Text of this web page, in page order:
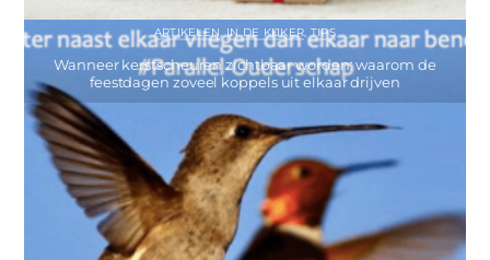
ARTIKELEN,IN DE KIJKER,TIPS
Wanneer kerstscheuren zichtbaar worden: waarom de
feestdagen zoveel koppels uit elkaar drijven